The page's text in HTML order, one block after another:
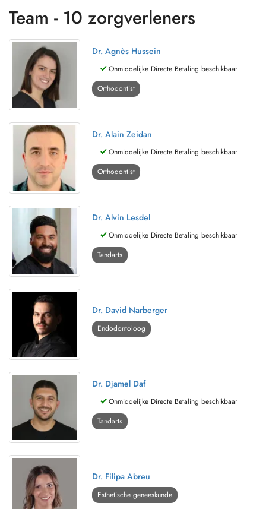
Team - 10 zorgverleners
Dr. Agnès Hussein
Onmiddelijke Directe Betaling beschikbaar
Orthodontist
Dr. Alain Zeidan
Onmiddelijke Directe Betaling beschikbaar
Orthodontist
Dr. Alvin Lesdel
Onmiddelijke Directe Betaling beschikbaar
Tandarts
Dr. David Narberger
Endodontoloog
Dr. Djamel Daf
Onmiddelijke Directe Betaling beschikbaar
Tandarts
Dr. Filipa Abreu
Esthetische geneeskunde